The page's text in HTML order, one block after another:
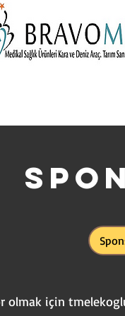
olmak için